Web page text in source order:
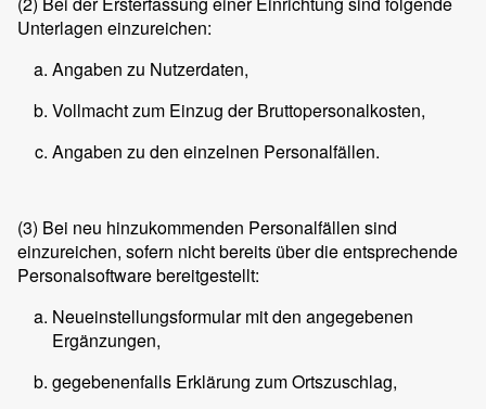
Unterlagen einzureichen:
Angaben zu Nutzerdaten,
Vollmacht zum Einzug der Bruttopersonalkosten,
Angaben zu den einzelnen Personalfällen.
(3) Bei neu hinzukommenden Personalfällen sind
einzureichen, sofern nicht bereits über die entsprechende
Personalsoftware bereitgestellt:
Neueinstellungsformular mit den angegebenen
Ergänzungen,
gegebenenfalls Erklärung zum Ortszuschlag,